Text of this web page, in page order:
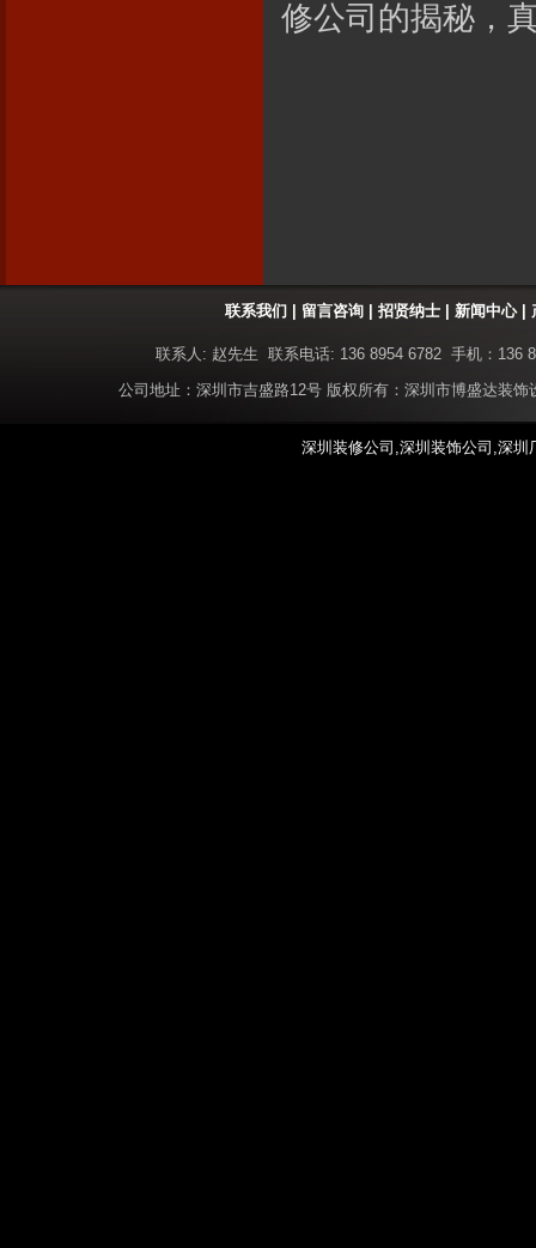
修公司的揭秘，
联系我们 留言咨询 招贤纳士 新闻中心|
联系人: 赵先生 联系电话: 136 8954 6782 手机：136
公司地址：深圳市吉盛路12号 版权所有：深圳市博盛达装
深圳装修公司,深圳装饰公司,深